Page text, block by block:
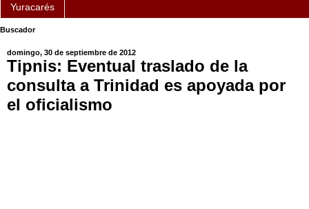
Yuracarés
Buscador
domingo, 30 de septiembre de 2012
Tipnis: Eventual traslado de la
consulta a Trinidad es apoyada por
el oficialismo